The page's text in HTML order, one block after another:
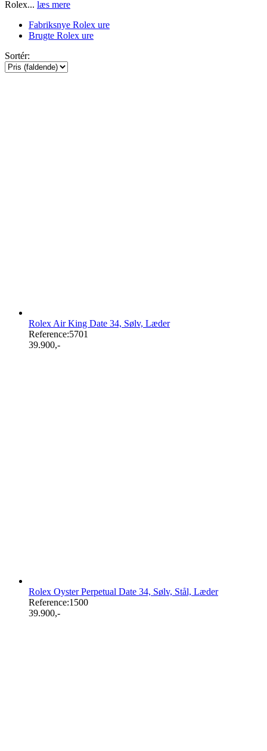
Rolex... læs mere
Fabriksnye Rolex ure
Brugte Rolex ure
Sortér:
Rolex Air King Date 34, Sølv, Læder
Reference:5701
39.900,-
Rolex Oyster Perpetual Date 34, Sølv, Stål, Læder
Reference:1500
39.900,-